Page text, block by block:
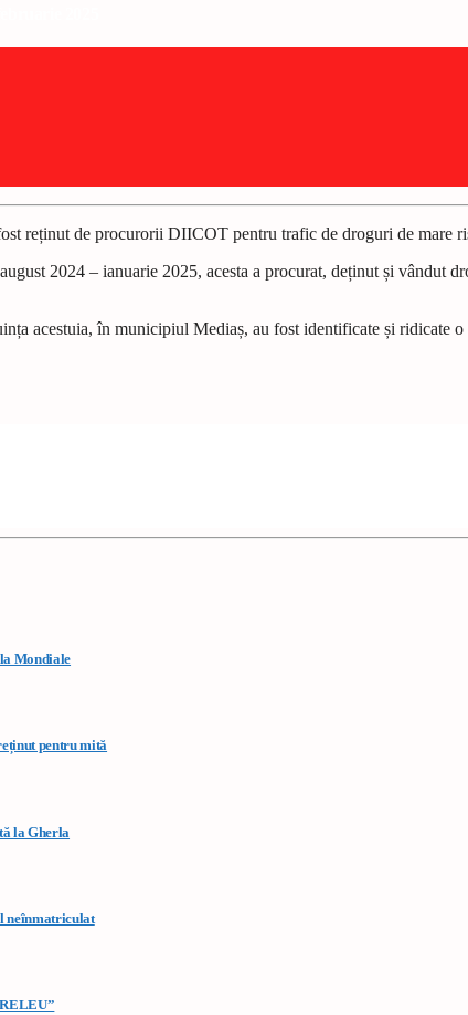
2025
reținut de procurorii DIICOT pentru trafic de droguri de mare
2024 – ianuarie 2025, acesta a procurat, deținut și vândut
acestuia, în municipiul Mediaș, au fost identificate și ridicate
Mondiale
pentru mită
la Gherla
neînmatriculat